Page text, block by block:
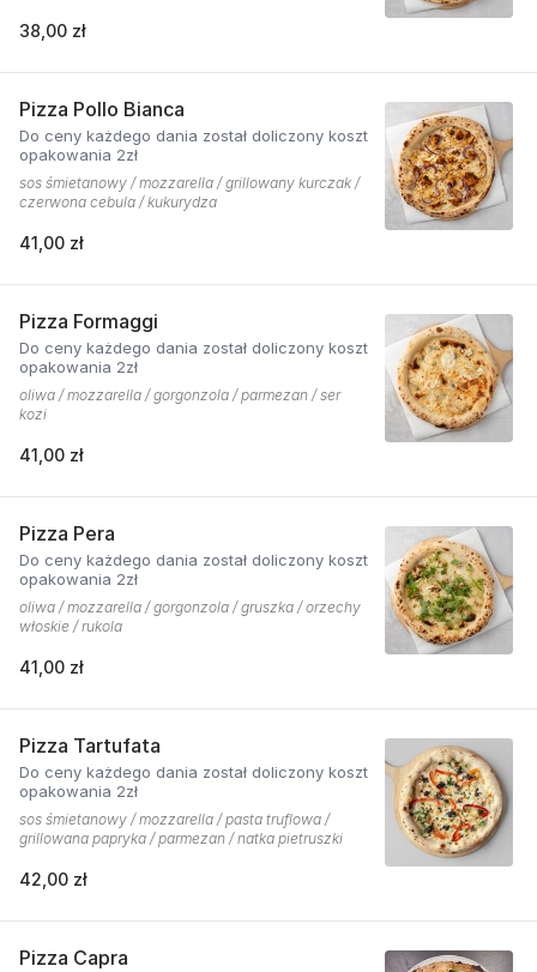
38,00 zł
Pizza Pollo Bianca
Do ceny każdego dania został doliczony koszt
opakowania 2zł
sos śmietanowy / mozzarella / grillowany kurczak /
czerwona cebula / kukurydza
41,00 zł
Pizza Formaggi
Do ceny każdego dania został doliczony koszt
opakowania 2zł
oliwa / mozzarella / gorgonzola / parmezan / ser
kozi
41,00 zł
Pizza Pera
Do ceny każdego dania został doliczony koszt
opakowania 2zł
oliwa / mozzarella / gorgonzola / gruszka / orzechy
włoskie / rukola
41,00 zł
Pizza Tartufata
Do ceny każdego dania został doliczony koszt
opakowania 2zł
sos śmietanowy / mozzarella / pasta truflowa /
grillowana papryka / parmezan / natka pietruszki
42,00 zł
Pizza Capra